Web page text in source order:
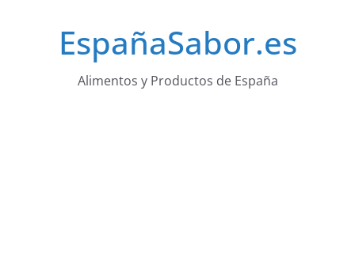
EspañaSabor.es
Alimentos y Productos de España